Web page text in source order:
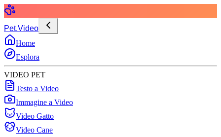
Pet.Video
Home
Esplora
VIDEO PET
Testo a Video
Immagine a Video
Video Gatto
Video Cane